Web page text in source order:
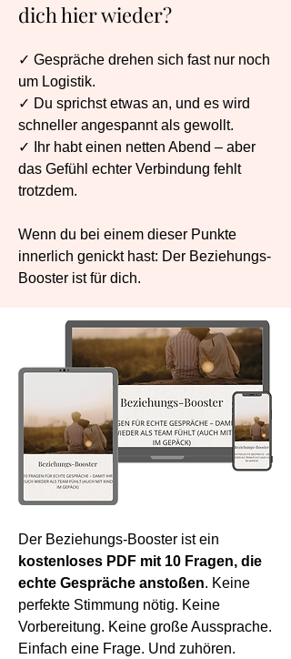
dich hier wieder?
✓ Gespräche drehen sich fast nur noch
um Logistik.
✓ Du sprichst etwas an, und es wird
schneller angespannt als gewollt.
✓ Ihr habt einen netten Abend – aber
das Gefühl echter Verbindung fehlt
trotzdem.
Wenn du bei einem dieser Punkte
innerlich genickt hast: Der Beziehungs-
Booster ist für dich.
Der Beziehungs-Booster ist ein
kostenloses PDF mit 10 Fragen, die
echte Gespräche anstoßen. Keine
perfekte Stimmung nötig. Keine
Vorbereitung. Keine große Aussprache.
Einfach eine Frage. Und zuhören.